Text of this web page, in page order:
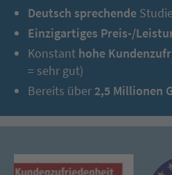
Deutsch sprechende
Einzigartiges Preis-/
Konstant hohe
= sehr gut)
Bereits über2,5 Millionen